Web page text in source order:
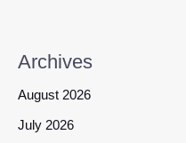
Archives
August 2026
July 2026